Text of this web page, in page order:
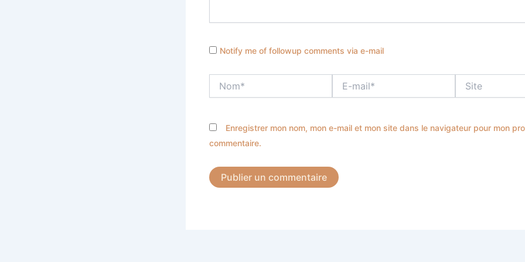
Notify me of followup comments via e-mail
mail*
Enregistrer mon nom, mon e-mail et mon site dans le navigateur pour mon
commentaire.